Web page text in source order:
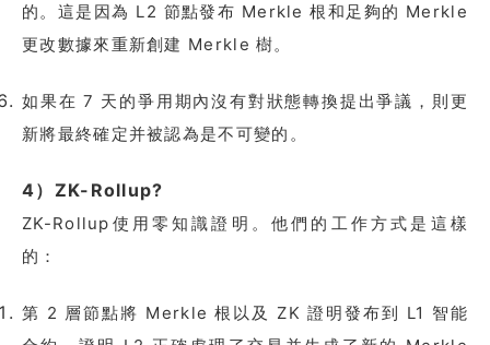
的。這是因為 L2 節點發布 Merkle 根和足夠的 Merkle
更改數據來重新創建 Merkle 樹。
如果在 7 天的爭用期內沒有對狀態轉換提出爭議，則更
新將最終確定并被認為是不可變的。
4）ZK-Rollup?
ZK-Rollup使用零知識證明。他們的工作方式是這樣
的：
第 2 層節點將 Merkle 根以及 ZK 證明發布到 L1 智能